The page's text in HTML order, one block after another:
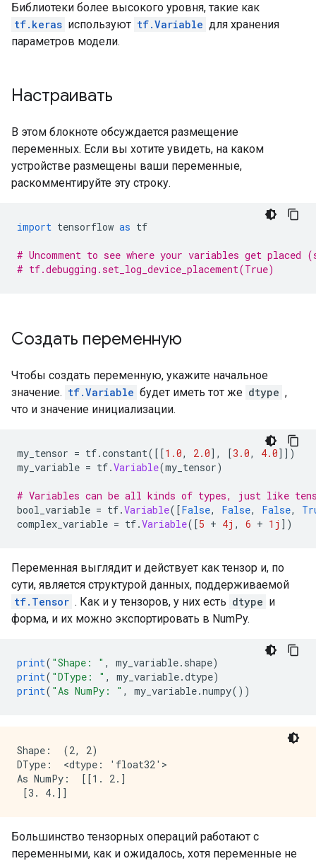
Библиотеки более высокого уровня, такие как
tf.keras используют tf.Variable для хранения
параметров модели.
Настраивать
В этом блокноте обсуждается размещение
переменных. Если вы хотите увидеть, на каком
устройстве размещены ваши переменные,
раскомментируйте эту строку.
import tensorflow as tf
# Uncomment to see where your variables get placed
# tf.debugging.set_log_device_placement(True)
Создать переменную
Чтобы создать переменную, укажите начальное
значение. tf.Variable будет иметь тот же dtype ,
что и значение инициализации.
my_tensor = tf.constant([[1.0, 2.0], [3.0, 4.0]])
my_variable = tf.Variable(my_tensor)
# Variables can be all kinds of types, just like
bool_variable = tf.Variable([False, False, False,
complex_variable = tf.Variable([5 + 4j , 6 + 1j ])
Переменная выглядит и действует как тензор и, по
сути, является структурой данных, поддерживаемой
tf.Tensor . Как и у тензоров, у них есть dtype и
форма, и их можно экспортировать в NumPy.
print( "Shape: " , my_variable. shape)
print( "DType: " , my_variable.dtype)
print( "As NumPy: " , my_variable.numpy())
Shape:  (2, 2)
DType:  <dtype: 'float32'>
As NumPy:  [[1. 2.]
Большинство тензорных операций работают с
переменными, как и ожидалось, хотя переменные не